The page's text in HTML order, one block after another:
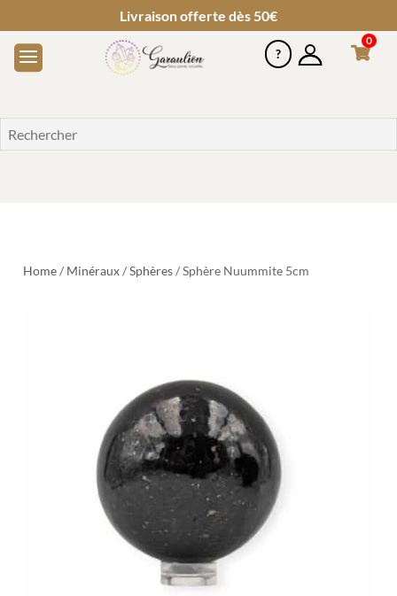
Livraison offerte dès 50€
0
Home/ Minéraux/Sphères/ Sphère Nuummite 5cm